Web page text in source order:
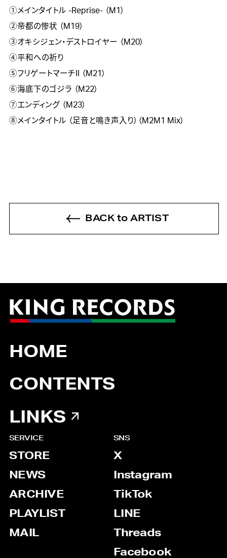
①メインタイトル -Reprise- （M1）
②帝都の惨状 （M19）
③オキシジェン・デストロイヤー （M20）
④平和への祈り
⑤フリゲートマーチII （M21）
⑥海底下のゴジラ （M22）
⑦エンディング （M23）
BACK to ARTIST
HOME
CONTENTS
LINKS
SERVICE
STORE
NEWS
ARCHIVE
PLAYLIST
MAIL
SNS
X
Instagram
TikTok
LINE
Threads
Facebook